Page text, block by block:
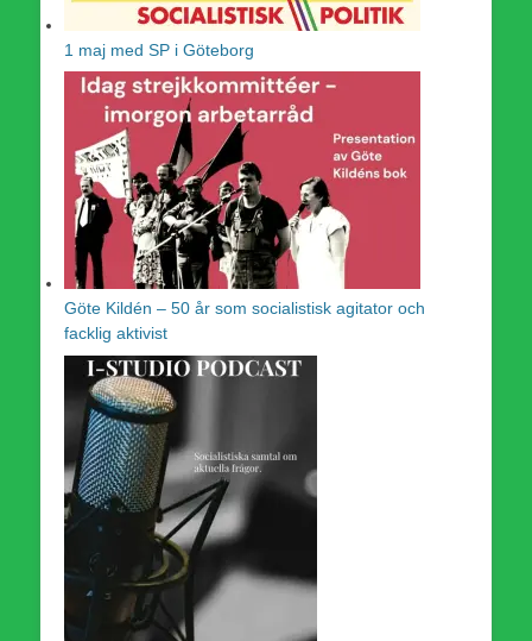
1 maj med SP i Göteborg
Göte Kildén – 50 år som socialistisk agitator och
facklig aktivist